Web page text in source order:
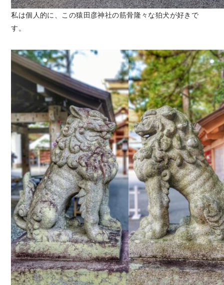
私は個人的に、この猿田彦神社の筋骨隆々な狛犬が好きで
す。